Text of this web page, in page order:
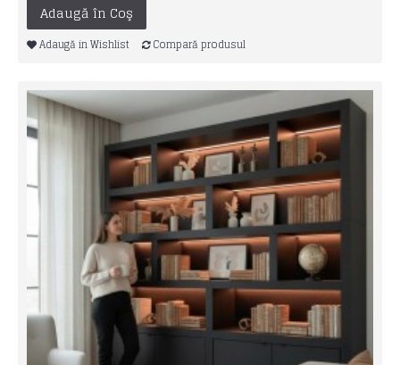
Adaugă în Coş
Adaugă in Wishlist Compară produsul